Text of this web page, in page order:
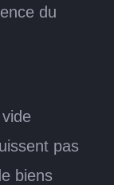
du
pas
biens